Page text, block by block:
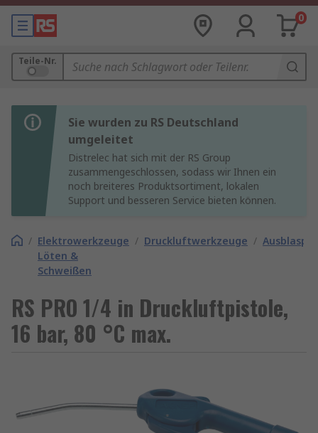
0
Teile-Nr.
Sie wurden zu RS Deutschland
umgeleitet
Distrelec hat sich mit der RS Group
zusammengeschlossen, sodass wir Ihnen ein
noch breiteres Produktsortiment, lokalen
Support und besseren Service bieten können.
/ Elektrowerkzeuge
Löten &
Schweißen
/ Druckluftwerkzeuge /
RS PRO 1/4 in Druckluftpistole,
16 bar, 80 °C max.